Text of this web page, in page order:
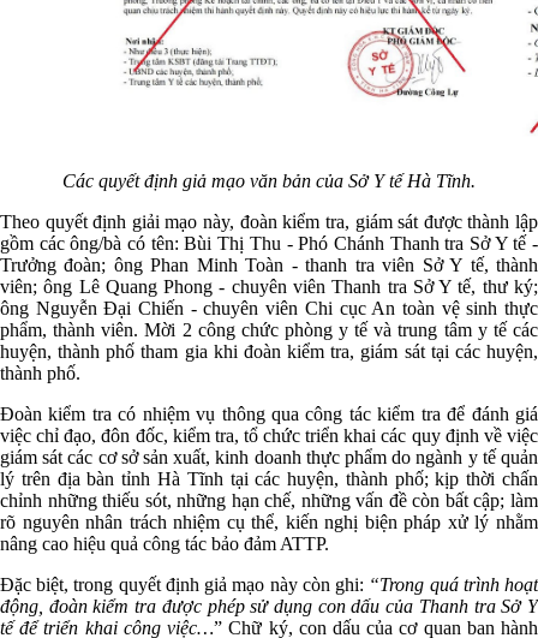
Các quyết định giả mạo văn bản của Sở Y tế Hà Tĩnh.
Theo quyết định giải mạo này, đoàn kiểm tra, giám sát được thành lập
gồm các ông/bà có tên: Bùi Thị Thu - Phó Chánh Thanh tra Sở Y tế -
Trưởng đoàn; ông Phan Minh Toàn - thanh tra viên Sở Y tế, thành
viên; ông Lê Quang Phong - chuyên viên Thanh tra Sở Y tế, thư ký;
ông Nguyễn Đại Chiến - chuyên viên Chi cục An toàn vệ sinh thực
phẩm, thành viên. Mời 2 công chức phòng y tế và trung tâm y tế các
huyện, thành phố tham gia khi đoàn kiểm tra, giám sát tại các huyện,
thành phố.
Đoàn kiểm tra có nhiệm vụ thông qua công tác kiểm tra để đánh giá
việc chỉ đạo, đôn đốc, kiểm tra, tổ chức triển khai các quy định về việc
giám sát các cơ sở sản xuất, kinh doanh thực phẩm do ngành y tế quản
lý trên địa bàn tỉnh Hà Tĩnh tại các huyện, thành phố; kịp thời chấn
chỉnh những thiếu sót, những hạn chế, những vấn đề còn bất cập; làm
rõ nguyên nhân trách nhiệm cụ thể, kiến nghị biện pháp xử lý nhằm
nâng cao hiệu quả công tác bảo đảm ATTP.
Đặc biệt, trong quyết định giả mạo này còn ghi: “Trong quá trình hoạt
động, đoàn kiểm tra được phép sử dụng con dấu của Thanh tra Sở Y
tế để triển khai công việc…” Chữ ký, con dấu của cơ quan ban hành